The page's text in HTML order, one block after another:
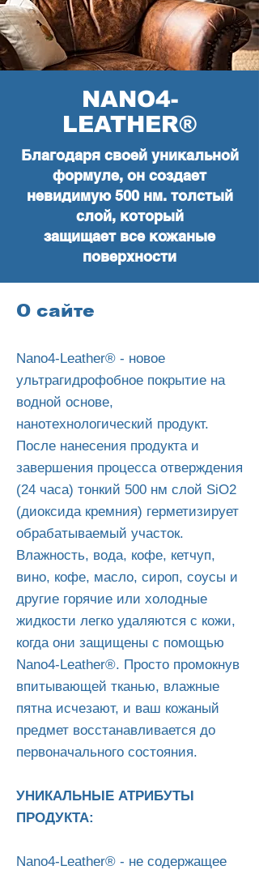
NANO4-
LEATHER®
Благодаря своей уникальной
формуле, он создает
невидимую 500 нм. толстый
слой, который
защищает все кожаные
поверхности
О сайте
Nano4-Leather® - новое
ультрагидрофобное покрытие на
водной основе,
нанотехнологический продукт.
После нанесения продукта и
завершения процесса отверждения
(24 часа) тонкий 500 нм слой SiO2
(диоксида кремния) герметизирует
обрабатываемый участок.
Влажность, вода, кофе, кетчуп,
вино, кофе, масло, сироп, соусы и
другие горячие или холодные
жидкости легко удаляются с кожи,
когда они защищены с помощью
Nano4-Leather®. Просто промокнув
впитывающей тканью, влажные
пятна исчезают, и ваш кожаный
предмет восстанавливается до
первоначального состояния.
УНИКАЛЬНЫЕ АТРИБУТЫ
ПРОДУКТА:
Nano4-Leather® - не содержащее